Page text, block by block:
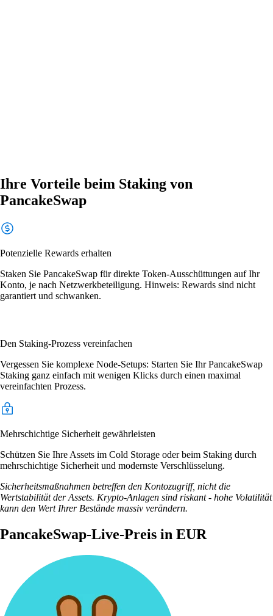
Ihre Vorteile beim Staking von
PancakeSwap
Potenzielle Rewards erhalten
Staken Sie PancakeSwap für direkte Token-Ausschüttungen auf Ihr
Konto, je nach Netzwerkbeteiligung. Hinweis: Rewards sind nicht
garantiert und schwanken.
Den Staking-Prozess vereinfachen
Vergessen Sie komplexe Node-Setups: Starten Sie Ihr PancakeSwap
Staking ganz einfach mit wenigen Klicks durch einen maximal
vereinfachten Prozess.
Mehrschichtige Sicherheit gewährleisten
Schützen Sie Ihre Assets im Cold Storage oder beim Staking durch
mehrschichtige Sicherheit und modernste Verschlüsselung.
Sicherheitsmaßnahmen betreffen den Kontozugriff, nicht die
Wertstabilität der Assets. Krypto-Anlagen sind riskant - hohe Volatilität
kann den Wert Ihrer Bestände massiv verändern.
PancakeSwap-Live-Preis in EUR